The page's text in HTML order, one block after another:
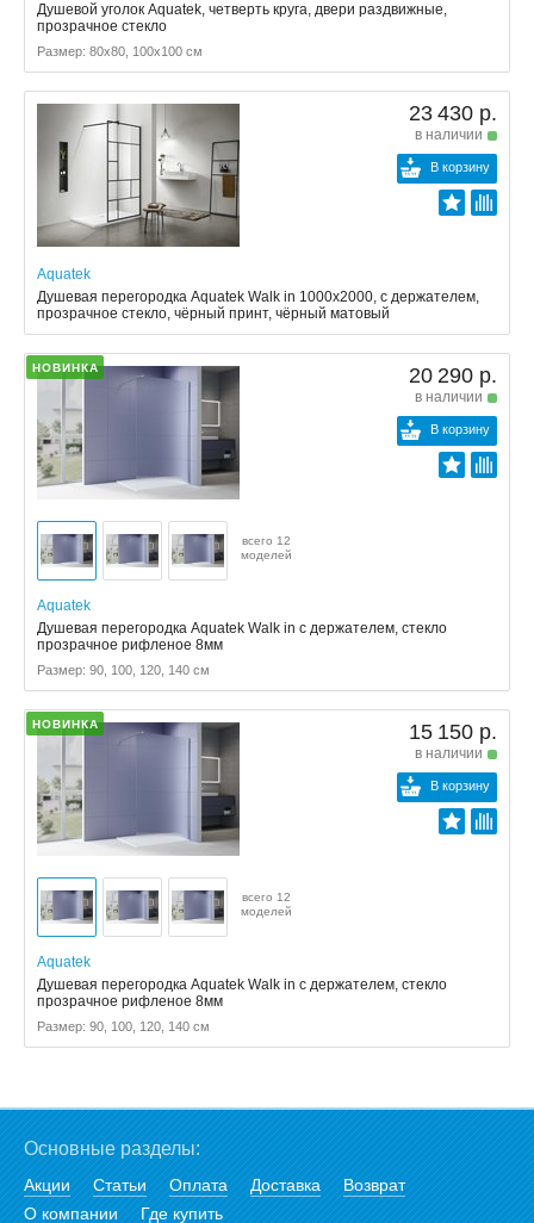
Душевой уголок Aquatek, четверть круга, двери раздвижные,
прозрачное стекло
Размер: 80x80, 100x100 см
23 430 р.
в наличии
В корзину
Aquatek
Душевая перегородка Aquatek Walk in 1000x2000, с держателем,
прозрачное стекло, чёрный принт, чёрный матовый
НОВИНКА 20 290 р.
в наличии
В корзину
всего 12
моделей
Aquatek
Душевая перегородка Aquatek Walk in с держателем, стекло
прозрачное рифленое 8мм
Размер: 90, 100, 120, 140 см
НОВИНКА 15 150 р.
в наличии
В корзину
всего 12
моделей
Aquatek
Душевая перегородка Aquatek Walk in с держателем, стекло
прозрачное рифленое 8мм
Размер: 90, 100, 120, 140 см
Основные разделы:
Акции Статьи Оплата Доставка
Возврат
О компании
Где купить